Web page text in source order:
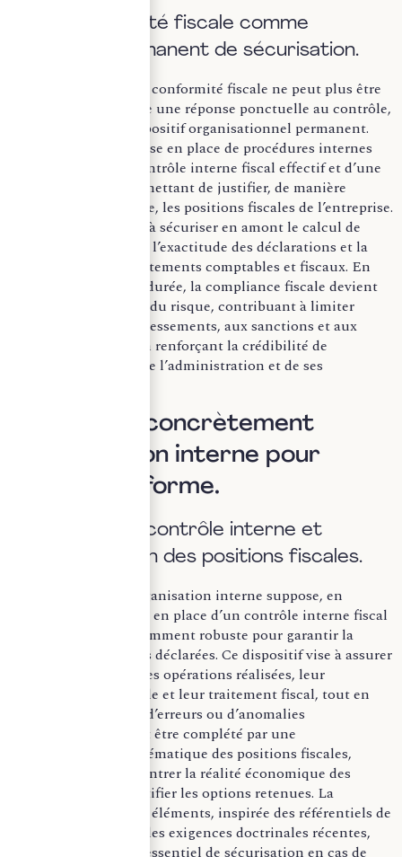
b) La conformité fiscale comme
dispositif permanent de sécurisation.
Dans ce contexte, la conformité fiscale ne peut plus être
appréhendée comme une réponse ponctuelle au contrôle,
mais comme un dispositif organisationnel permanent.
Elle repose sur la mise en place de procédures internes
structurées, d’un contrôle interne fiscal effectif et d’une
documentation permettant de justifier, de manière
cohérente et traçable, les positions fiscales de l’entreprise.
Cette approche vise à sécuriser en amont le calcul de
l’assiette imposable, l’exactitude des déclarations et la
cohérence entre traitements comptables et fiscaux. En
s’inscrivant dans la durée, la compliance fiscale devient
un outil de pilotage du risque, contribuant à limiter
l’exposition aux redressements, aux sanctions et aux
contentieux, tout en renforçant la crédibilité de
l’entreprise auprès de l’administration et de ses
II. Adapter concrètement
l’organisation interne pour
rester conforme.
a) Structurer contrôle interne et
documentation des positions fiscales.
L’adaptation de l’organisation interne suppose, en
premier lieu, la mise en place d’un contrôle interne fiscal
et comptable suffisamment robuste pour garantir la
fiabilité des données déclarées. Ce dispositif vise à assurer
la cohérence entre les opérations réalisées, leur
traduction comptable et leur traitement fiscal, tout en
limitant les risques d’erreurs ou d’anomalies
significatives. Il doit être complété par une
documentation systématique des positions fiscales,
permettant de démontrer la réalité économique des
opérations et de justifier les options retenues. La
formalisation de ces éléments, inspirée des référentiels de
contrôle interne et des exigences doctrinales récentes,
constitue un levier essentiel de sécurisation en cas de